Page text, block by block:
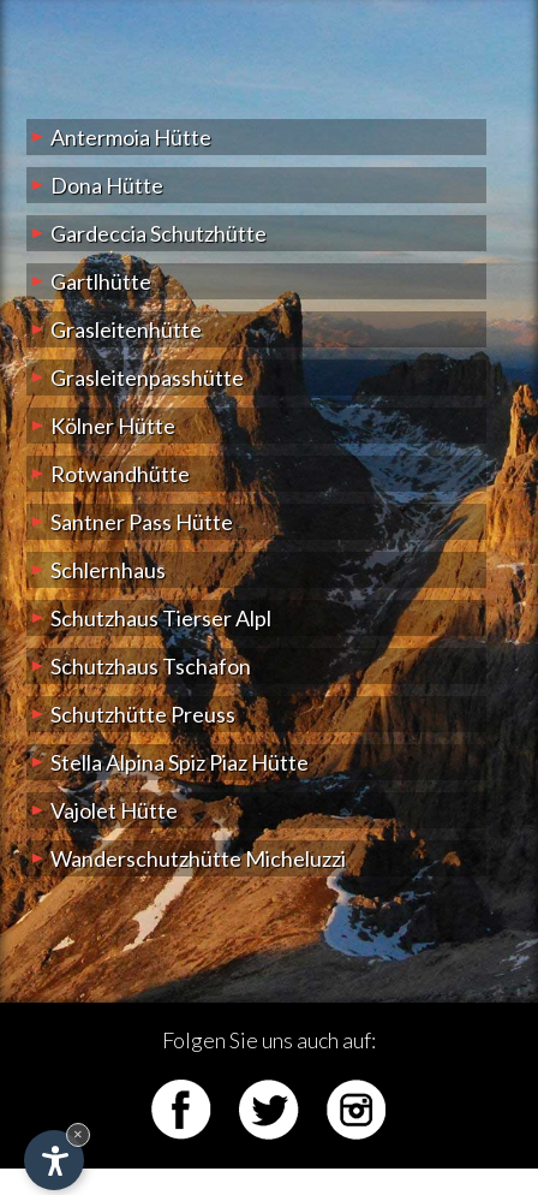
Antermoia Hütte
Dona Hütte
Gardeccia Schutzhütte
Gartlhütte
Grasleitenhütte
Grasleitenpasshütte
Kölner Hütte
Rotwandhütte
Santner Pass Hütte
Schlernhaus
Schutzhaus Tierser Alpl
Schutzhaus Tschafon
Schutzhütte Preuss
Stella Alpina Spiz Piaz Hütte
Vajolet Hütte
Wanderschutzhütte Micheluzzi
Folgen Sie uns auch auf:
×